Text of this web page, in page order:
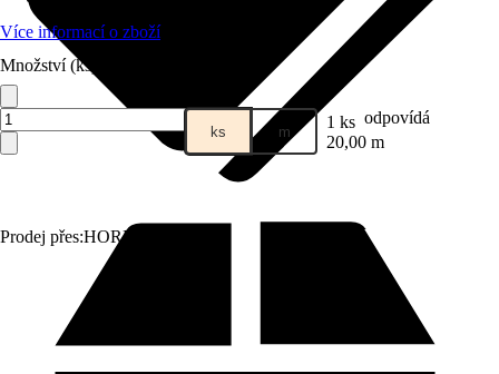
Prodej přes:HORNBACH
Více informací o zboží
Množství (ks)
ks m 1 ks odpovídá
20,00 m